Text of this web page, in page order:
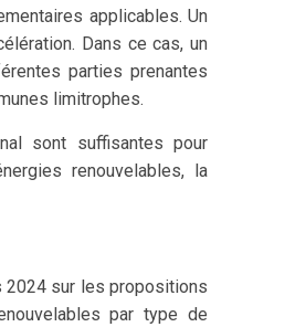
applicables. Un
Dans ce cas, un
parties prenantes
limitrophes.
sont suffisantes pour
renouvelables, la
2024 sur les propositions
par type de